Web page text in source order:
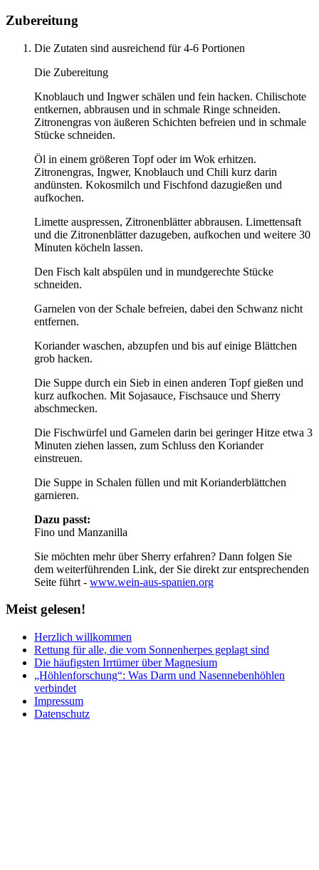
Zubereitung
Die Zutaten sind ausreichend für 4-6 Portionen
Die Zubereitung
Knoblauch und Ingwer schälen und fein hacken. Chilischote
entkernen, abbrausen und in schmale Ringe schneiden.
Zitronengras von äußeren Schichten befreien und in schmale
Stücke schneiden.
Öl in einem größeren Topf oder im Wok erhitzen.
Zitronengras, Ingwer, Knoblauch und Chili kurz darin
andünsten. Kokosmilch und Fischfond dazugießen und
aufkochen.
Limette auspressen, Zitronenblätter abbrausen. Limettensaft
und die Zitronenblätter dazugeben, aufkochen und weitere 30
Minuten köcheln lassen.
Den Fisch kalt abspülen und in mundgerechte Stücke
schneiden.
Garnelen von der Schale befreien, dabei den Schwanz nicht
entfernen.
Koriander waschen, abzupfen und bis auf einige Blättchen
grob hacken.
Die Suppe durch ein Sieb in einen anderen Topf gießen und
kurz aufkochen. Mit Sojasauce, Fischsauce und Sherry
abschmecken.
Die Fischwürfel und Garnelen darin bei geringer Hitze etwa 3
Minuten ziehen lassen, zum Schluss den Koriander
einstreuen.
Die Suppe in Schalen füllen und mit Korianderblättchen
garnieren.
Dazu passt:
Fino und Manzanilla
Sie möchten mehr über Sherry erfahren? Dann folgen Sie
dem weiterführenden Link, der Sie direkt zur entsprechenden
Seite führt - www.wein-aus-spanien.org
Meistgelesen!
Herzlich willkommen
Rettung für alle, die vom Sonnenherpes geplagt sind
Die häufigsten Irrtümer über Magnesium
„Höhlenforschung“: Was Darm und Nasennebenhöhlen
verbindet
Impressum
Datenschutz